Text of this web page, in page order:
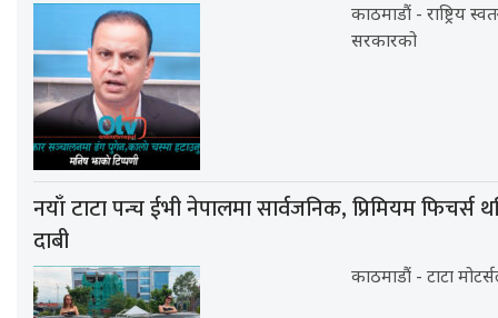
काठमाडौं - राष्ट्रिय
सरकारको
नयाँ टाटा पन्च ईभी नेपालमा सार्वजनिक, प्रिमियम
दाबी
काठमाडौं - टाटा